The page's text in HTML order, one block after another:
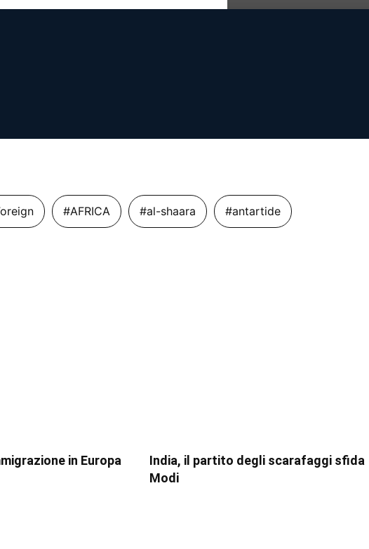
#AFRICA #al-shaara #antartide
in Europa
India, il partito degli scarafaggi sfida
Modi